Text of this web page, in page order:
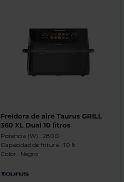
Freidora de aire Taurus GRILL
360 XL Dual 10 litros
Potencia (W) : 2800
Capacidad de fritura : 10 lt
Color : Negro